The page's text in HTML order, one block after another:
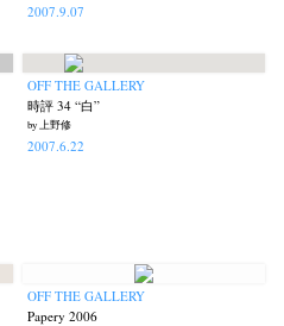
2007.9.07
OFF THE GALLERY
時評 34 “白”
by 上野修
2007.6.22
OFF THE GALLERY
Papery 2006